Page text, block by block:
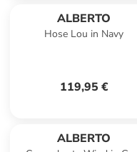
ALBERTO
Hose Lou in Navy
119,95 €
ALBERTO